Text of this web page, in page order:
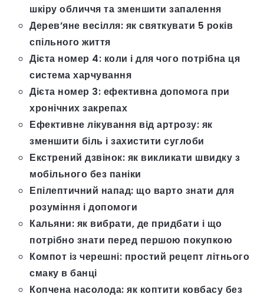
шкіру обличчя та зменшити запалення
Дерев’яне весілля: як святкувати 5 років
спільного життя
Дієта номер 4: коли і для чого потрібна ця
система харчування
Дієта номер 3: ефективна допомога при
хронічних закрепах
Ефективне лікування від артрозу: як
зменшити біль і захистити суглоби
Екстрений дзвінок: як викликати швидку з
мобільного без паніки
Епілептичний напад: що варто знати для
розуміння і допомоги
Кальяни: як вибрати, де придбати і що
потрібно знати перед першою покупкою
Компот із черешні: простий рецепт літнього
смаку в банці
Копчена насолода: як коптити ковбасу без